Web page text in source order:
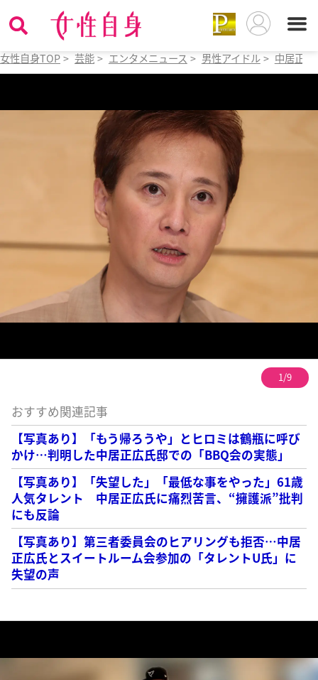
女性自身TOP > 芸能 > エンタメニュース > 男性アイドル > 中居正広
1/9
おすすめ関連記事
【写真あり】「もう帰ろうや」とヒロミは鶴瓶に呼び
かけ…判明した中居正広氏邸での「BBQ会の実態」
【写真あり】「失望した」「最低な事をやった」61歳
人気タレント 中居正広氏に痛烈苦言、“擁護派”批判
にも反論
【写真あり】第三者委員会のヒアリングも拒否…中居
正広氏とスイートルーム会参加の「タレントU氏」に
失望の声